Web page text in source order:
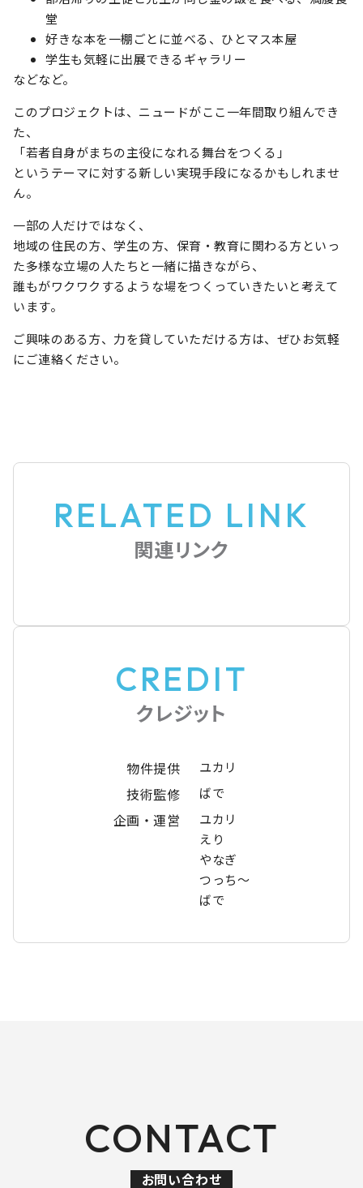
堂
好きな本を一棚ごとに並べる、ひとマス本屋
学生も気軽に出展できるギャラリー
などなど。
このプロジェクトは、ニュードがここ一年間取り組んでき
た、
「若者自身がまちの主役になれる舞台をつくる」
というテーマに対する新しい実現手段になるかもしれませ
ん。
一部の人だけではなく、
地域の住民の方、学生の方、保育・教育に関わる方といっ
た多様な立場の人たちと一緒に描きながら、
誰もがワクワクするような場をつくっていきたいと考えて
います。
ご興味のある方、力を貸していただける方は、ぜひお気軽
にご連絡ください。
RELATED LINK
関連リンク
CREDIT
クレジット
物件提供 ユカリ
技術監修 ばで
企画・運営
ユカリ
えり
やなぎ
つっち〜
ばで
CONTACT
お問い合わせ